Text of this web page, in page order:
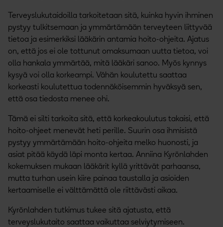
Terveyslukutaidoilla tarkoitetaan sitä, kuinka hyvin ihminen
pystyy tulkitsemaan ja ymmärtämään terveyteen liittyvää
tietoa ja esimerkiksi lääkärin antamia hoito-ohjeita. Ajatus
on, että jos ei ole tottunut omaksumaan uutta tietoa, voi
olla hankala ymmärtää, mitä lääkäri sanoo. Myös kynnys
kysyä voi olla korkeampi. Vähän koulutettu saattaa
korkeasti koulutettua todennäköisemmin hyväksyä sen,
että osa tiedosta menee ohi.
Tämä ei silti tarkoita sitä, että korkeakoulutus takaisi, että
hoito-ohjeet menevät heti perille. Suurin osa ihmisistä
pystyy ymmärtämään hoito-ohjeita melko huonosti, ja
asiat pitää käydä läpi monta kertaa. Anniina Kyrönlahden
kokemuksen mukaan lääkärit kyllä yrittävät parhaansa,
mutta turhan usein kiire painaa taustalla ja asioiden
kertaamiselle ei välttämättä ole riittävästi aikaa.
Kyrönlahden tutkimus tukee sitä ajatusta, että
terveyslukutaito saattaa vaikuttaa selviytymiseen.